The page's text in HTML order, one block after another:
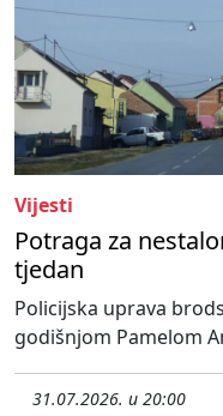
Vijesti
Potraga za
tjedan
Policijska uprava
godišnjom Pamelom
31.07.2026. u 20:00